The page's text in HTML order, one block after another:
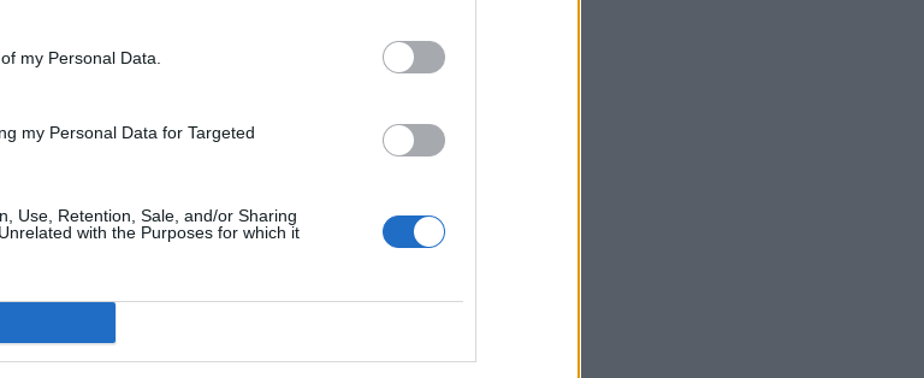
my Personal Data.
my Personal Data for Targeted
Use, Retention, Sale, and/or Sharing
with the Purposes for which it